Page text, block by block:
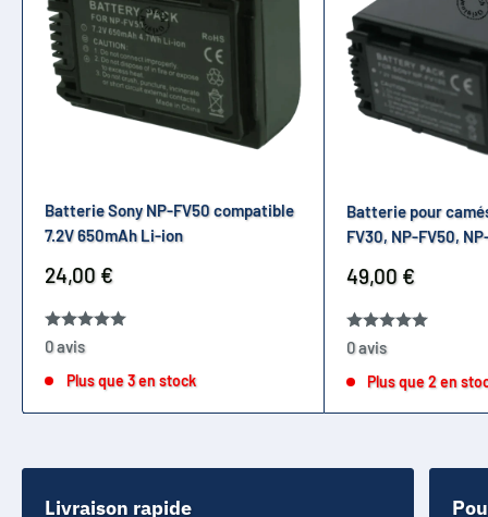
Batterie Sony NP-FV50 compatible
7.2V 650mAh Li-ion
Prix
réduit
24,00 €
0 avis
Plus que 3 en stock
Batterie pour
FV30, NP-FV50,
Prix
réduit
49,00 €
0 avis
Plus que 2 en
Livraison rapide